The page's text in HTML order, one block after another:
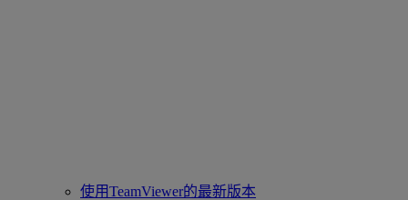
使用TeamViewer的最新版本